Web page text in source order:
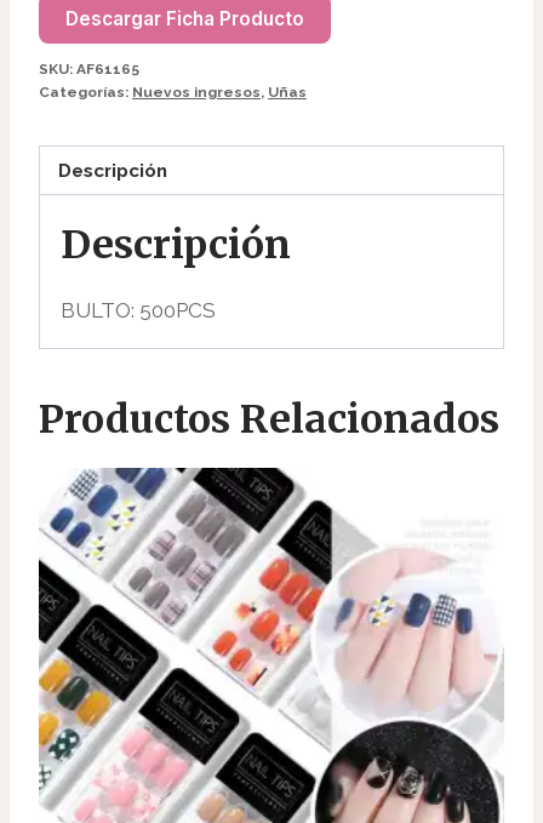
1
PARA
EFECTO
DE
GATO
cantidad
Descargar Ficha Producto
SKU: AF61165
Categorías: Nuevos ingresos, Uñas
Descripción
Descripción
BULTO: 500PCS
Productos Relacionados